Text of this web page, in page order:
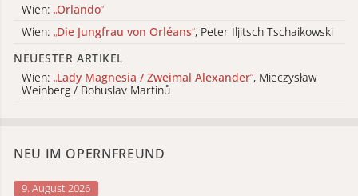
Wien: „Orlando“
Wien: „Die Jungfrau von Orléans“, Peter Iljitsch Tschaikowski
NEUESTER ARTIKEL
Wien: „Lady Magnesia / Zweimal Alexander“, Mieczysław
Weinberg / Bohuslav Martinů
NEU IM OPERNFREUND
9. August 2026